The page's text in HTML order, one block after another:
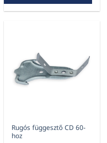
Rugós függesztő CD 60-
hoz